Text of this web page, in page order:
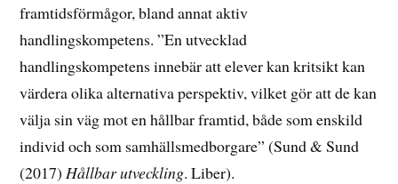
framtidsförmågor, bland annat aktiv
handlingskompetens. ”En utvecklad
handlingskompetens innebär att elever kan kritsikt kan
värdera olika alternativa perspektiv, vilket gör att de kan
välja sin väg mot en hållbar framtid, både som enskild
individ och som samhällsmedborgare” (Sund & Sund
(2017) Hållbar utveckling. Liber).